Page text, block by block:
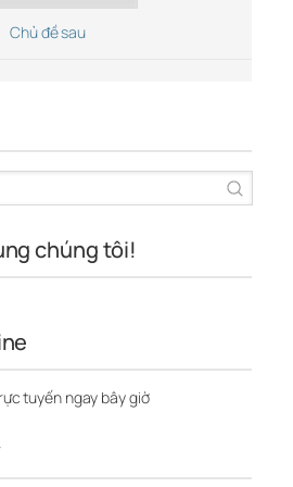
Chủ đề sau
chúng tôi!
tuyến ngay bây giờ